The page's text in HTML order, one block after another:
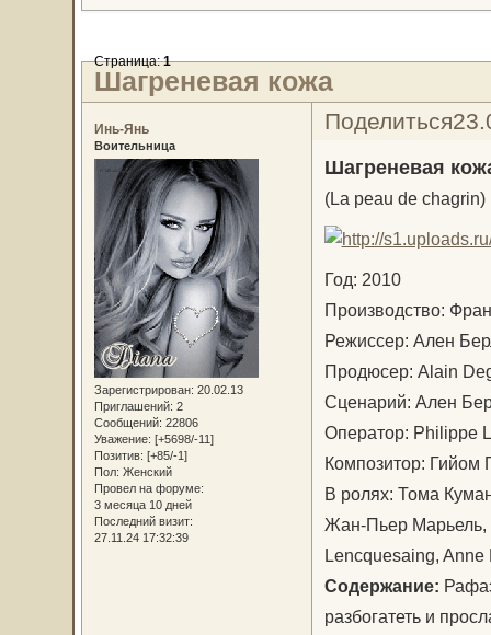
Шагреневая кожа
Страница:1
Поделиться
Инь-Янь
Воительница
Зарегистрирован: 20.02.13
Приглашений: 2
Сообщений: 22806
Уважение: [+5698/-11]
Позитив: [+85/-1]
Пол: Женский
Провел на форуме:
3 месяца 10 дней
Последний визит:
27.11.24 17:32:39
Шагреневая
(La peau de chagrin)
Год: 2010
Производство:
Режиссер: Ален
Продюсер: Alain
Сценарий: Ален
Оператор: Philippe
Композитор: Гийом
В ролях: Тома
Жан-Пьер Марьель,
Lencquesaing,
Содержание:
разбогатеть и